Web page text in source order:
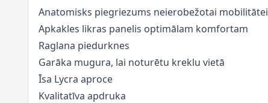
Anatomisks piegriezums neierobežotai mobilitātei
Apkakles likras panelis optimālam komfortam
Raglana piedurknes
Garāka mugura, lai noturētu kreklu vietā
Īsa Lycra aproce
Kvalitatīva apdruka